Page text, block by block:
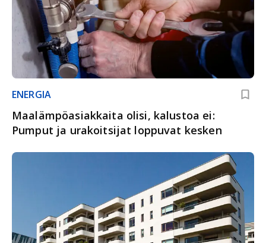
ENERGIA
Maalämpöasiakkaita olisi, kalustoa ei:
Pumput ja urakoitsijat loppuvat kesken